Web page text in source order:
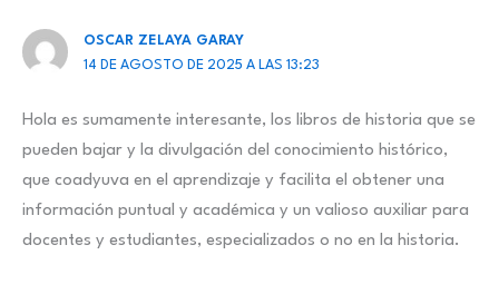
OSCAR ZELAYA GARAY
14 DE AGOSTO DE 2025 A LAS 13:23
Hola es sumamente interesante, los libros de historia que se
pueden bajar y la divulgación del conocimiento histórico,
que coadyuva en el aprendizaje y facilita el obtener una
información puntual y académica y un valioso auxiliar para
docentes y estudiantes, especializados o no en la historia.